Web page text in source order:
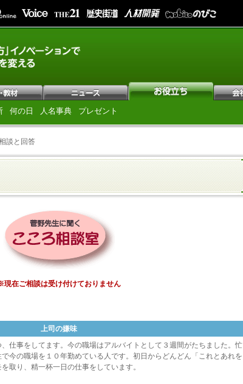
何の日 人名事典 プレゼント
談と回答
現在ご相談は受け付けておりません
上司の嫌味
仕事をしてます。今の職場はアルバイトとして３週間がたちました。忙
今の職場を１０年勤めている人です。初日からどんどん「これとあれを
取り、精一杯一日の仕事をしています。